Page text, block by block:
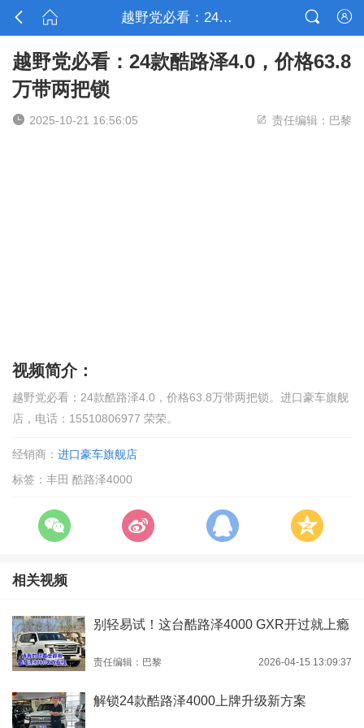
  越野党必看：24款酷路泽4.0，价格63.8万带两把锁 

越野党必看：24款酷路泽4.0，价格63.8
万带两把锁
 2025-10-21 16:56:05  责任编辑：巴黎
视频简介：
越野党必看：24款酷路泽4.0，价格63.8万带两把锁。进口豪车旗舰
店，电话：15510806977 荣荣。
经销商： 进口豪车旗舰店
标签：丰田 酷路泽4000
相关视频
别轻易试！这台酷路泽4000 GXR开过就上瘾
责任编辑：巴黎 2026-04-15 13:09:37
解锁24款酷路泽4000上牌升级新方案